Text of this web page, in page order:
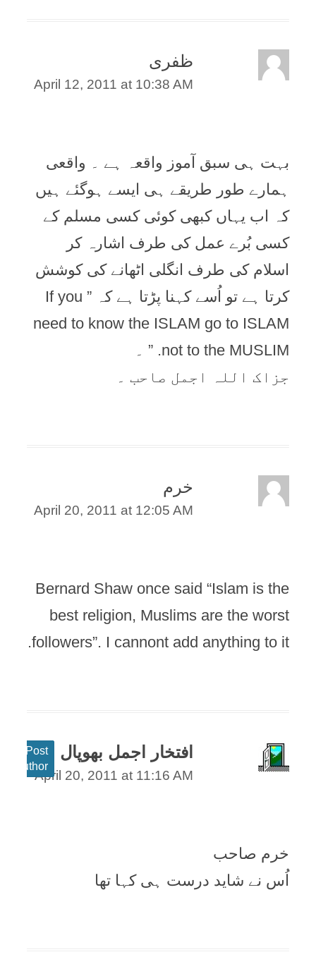
ظفری
April 12, 2011 at 10:38 AM
بہت ہی سبق آموز واقعہ ہے ۔ واقعی
ہمارے طور طریقے ہی ایسے ہوگئے ہیں
کہ اب یہاں کبھی کوئی کسی مسلم کے
کسی بُرے عمل کی طرف اشارہ کر
اسلام کی طرف انگلی اٹھانے کی کوشش
کرتا ہے تو اُسے کہنا پڑتا ہے کہ ” If you
need to know the ISLAM go to ISLAM
not to the MUSLIM. ” ۔
جزاک اللہ اجمل صاحب ۔
خرم
April 20, 2011 at 12:05 AM
Bernard Shaw once said “Islam is the
best religion, Muslims are the worst
followers”. I cannont add anything to it.
افتخار اجمل بھوپال
Post
author
April 20, 2011 at 11:16 AM
خرم صاحب
اُس نے شايد درست ہی کہا تھا